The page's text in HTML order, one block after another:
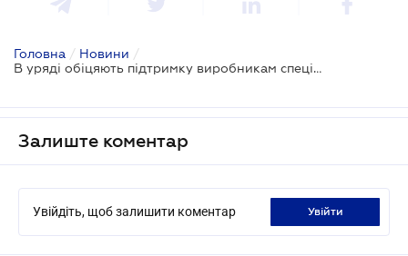
Головна / Новини /
В уряді обіцяють підтримку виробникам спеціалізованої дорожньої техніки
Залиште коментар
Увійдіть, щоб залишити коментар увійти